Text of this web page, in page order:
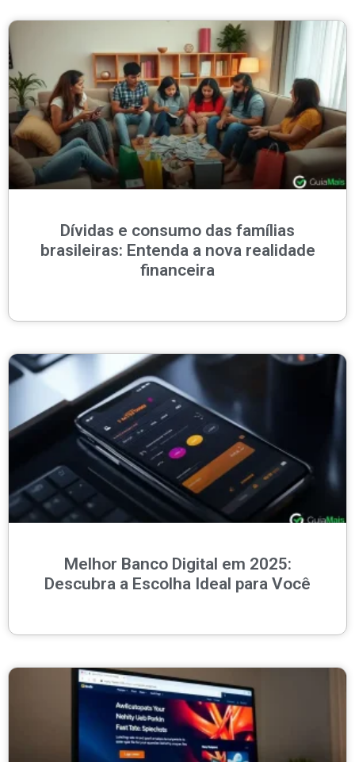
Dívidas e consumo das famílias
brasileiras: Entenda a nova realidade
financeira
Melhor Banco Digital em 2025:
Descubra a Escolha Ideal para Você